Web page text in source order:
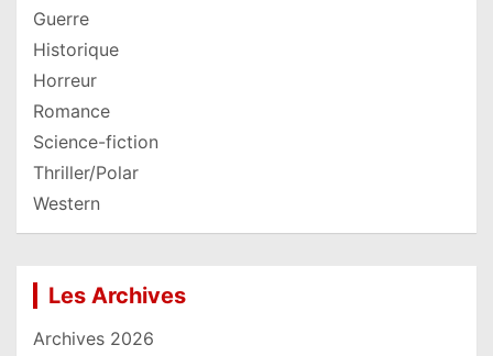
Guerre
Historique
Horreur
Romance
Science-fiction
Thriller/Polar
Western
Les Archives
Archives 2026